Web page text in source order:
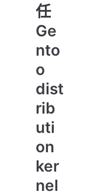
任
Ge
nto
o
dist
rib
uti
on
ker
nel